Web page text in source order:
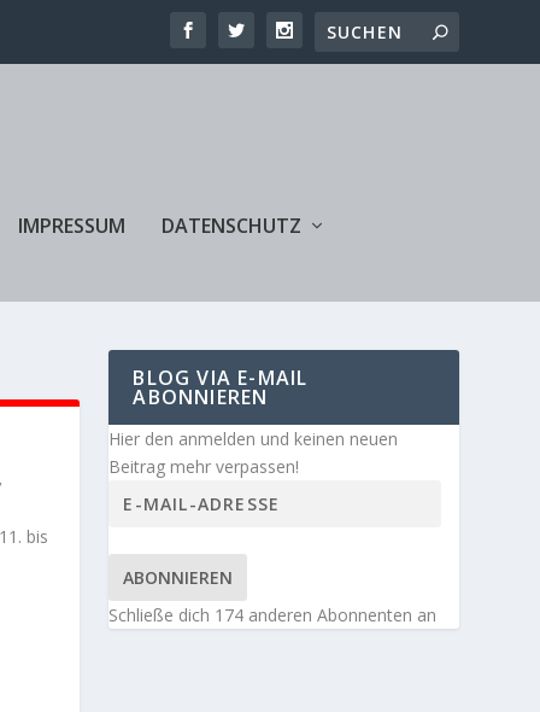
IMPRESSUM DATENSCHUTZ
,
bis
BLOG VIA E-MAIL
ABONNIEREN
Hier den anmelden und keinen neuen
Beitrag mehr verpassen!
ABONNIEREN
Schließe dich 174 anderen Abonnenten an